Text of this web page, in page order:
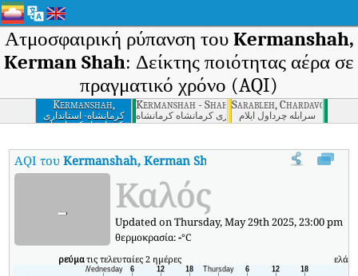
Ατμοσφαιρική ρύπανση του Kermanshah,
Kerman Shah: Δείκτης ποιότητας αέρα σε
πραγματικό χρόνο (AQI)
Kermanshah,
Kerman Shah
کرمانشاه- استانداری
کرمانشاه كرمانشاه
Kermanshah - Shahrdari Markazi,
کرمانشاه - شهرداری مرکزی کرمانشاه كرمانشاه
Sarableh, Chardavol, Ilam
سرابله چرداول ایلام
AQI τουKermanshah, Kerman Shah Δείκτης ποιότητας αέρα
- Καλός
Updated on Thursday, May 29th 2025, 23:00 pm
θερμοκρασία:-°C
ρεύματις τελευταίες 2 ημέρες ελάχ